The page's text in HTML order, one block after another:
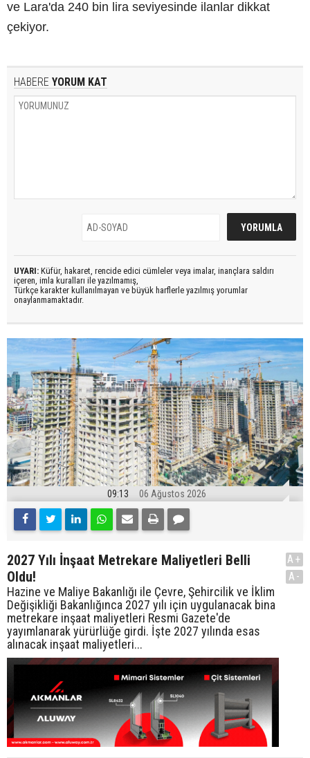
ve Lara'da 240 bin lira seviyesinde ilanlar dikkat
çekiyor.
HABERE YORUM KAT
UYARI: Küfür, hakaret, rencide edici cümleler veya imalar, inançlara saldırı
içeren, imla kuralları ile yazılmamış,
Türkçe karakter kullanılmayan ve büyük harflerle yazılmış yorumlar
onaylanmamaktadır.
09:13 06 Ağustos 2026
2027 Yılı İnşaat Metrekare Maliyetleri Belli
Oldu!
Hazine ve Maliye Bakanlığı ile Çevre, Şehircilik ve İklim
Değişikliği Bakanlığınca 2027 yılı için uygulanacak bina
metrekare inşaat maliyetleri Resmi Gazete'de
yayımlanarak yürürlüğe girdi. İşte 2027 yılında esas
alınacak inşaat maliyetleri...
A+
A-